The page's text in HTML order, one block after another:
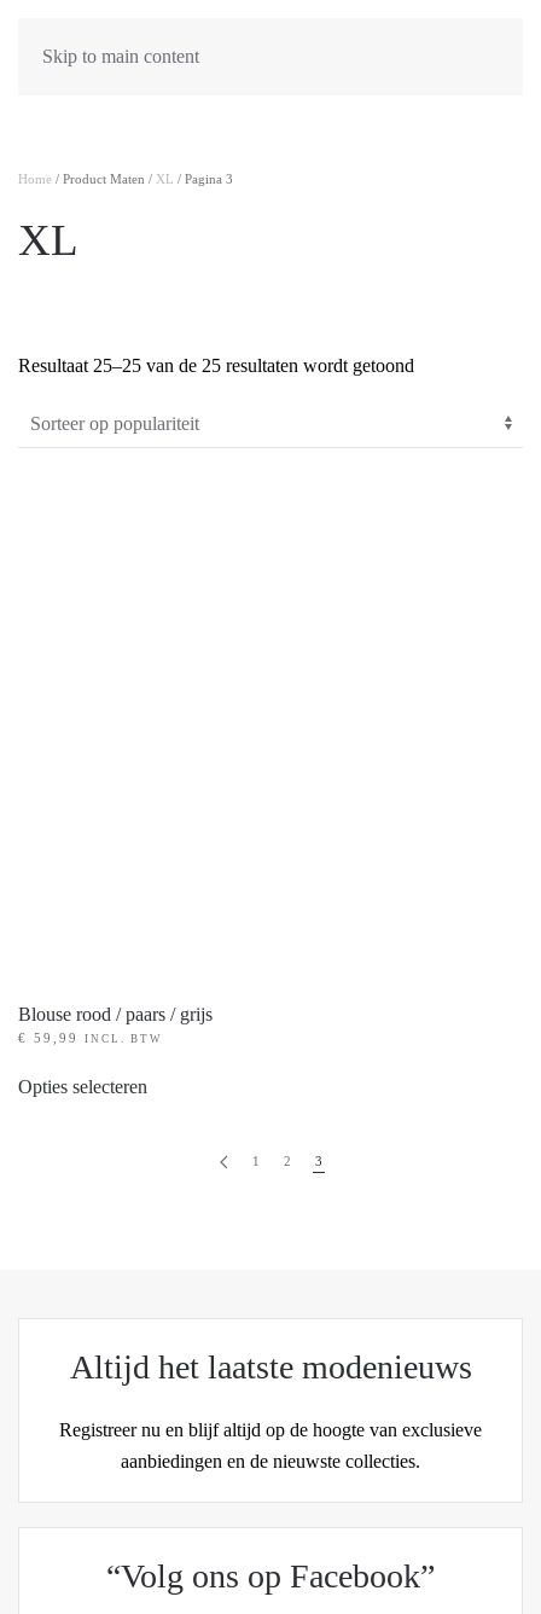
Skip to main content
Home / Product Maten / XL / Pagina 3
XL
PRODUCTCATEGORIEËN
Algemeen(0)
Resultaat 25–25 van de 25 resultaten wordt getoond
Blouse rood / paars / grijs
€ 59,99 INCL. BTW
Opties selecterenproduct
op
productpagina
1 2 3
Altijd het laatste modenieuws
Registreer nu en blijf altijd op de hoogte van exclusieve
aanbiedingen en de nieuwste collecties.
“Volg ons op Facebook”